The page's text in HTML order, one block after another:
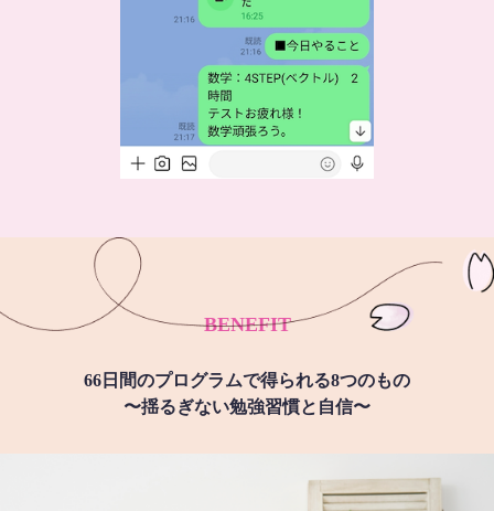
BENEFIT
66日間のプログラムで得られる8つのもの
〜揺るぎない勉強習慣と自信〜